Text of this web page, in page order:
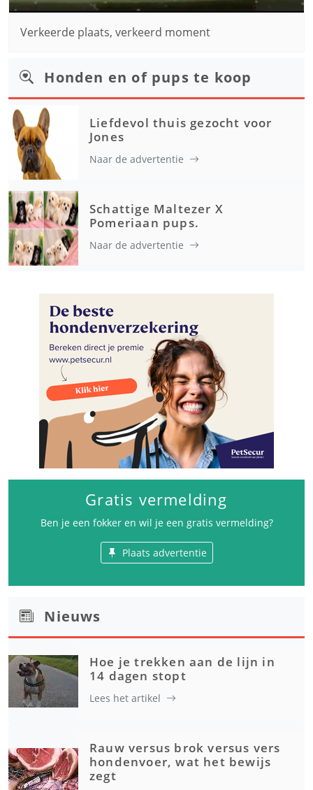
Verkeerde plaats, verkeerd moment
Honden en of pups te koop
Liefdevol thuis gezocht voor
Jones
Naar de advertentie
Schattige Maltezer X
Pomeriaan pups.
Naar de advertentie
Gratis vermelding
Ben je een fokker en wil je een gratis vermelding?
Plaats advertentie
Nieuws
Hoe je trekken aan de lijn in
14 dagen stopt
Lees het artikel
Rauw versus brok versus vers
hondenvoer, wat het bewijs
zegt